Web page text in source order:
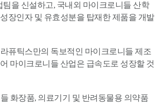
을 신설하고, 국내외 마이크로니들 산학
장인자 및 유효성분을 탑재한 제품을 개발
퓨틱스만의 독보적인 마이크로니들 제조
마이크로니들 산업은 급속도로 성장할 것
화장품, 의료기기 및 반려동물용 의약품